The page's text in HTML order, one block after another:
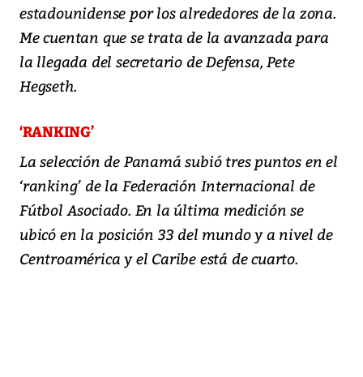
estadounidense por los alrededores de la zona.
Me cuentan que se trata de la avanzada para
la llegada del secretario de Defensa, Pete
Hegseth.
‘RANKING’
La selección de Panamá subió tres puntos en el
‘ranking’ de la Federación Internacional de
Fútbol Asociado. En la última medición se
ubicó en la posición 33 del mundo y a nivel de
Centroamérica y el Caribe está de cuarto.